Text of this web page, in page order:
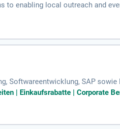
to enabling local outreach and
and relevant to the needs of our
Softwareentwicklung, SAP
Lösungen entlang der
| Einkaufsrabatte | Corporate